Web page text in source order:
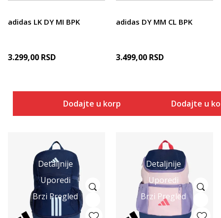
adidas LK DY MI BPK
3.299,00 RSD
Dodajte u korpu
adidas DY MM CL BPK
3.499,00 RSD
Dodajte u
Detaljnije
Uporedi
Brzi Pregled
Detaljnije
Uporedi
Brzi Pregled